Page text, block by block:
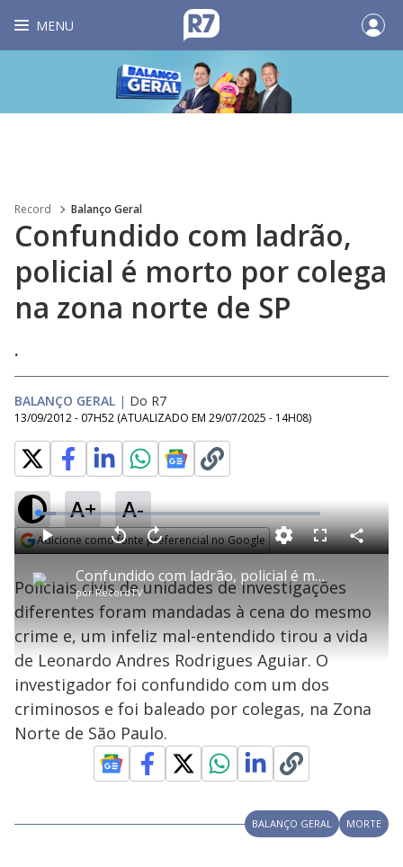
MENU
Record Balanço Geral
Confundido com ladrão,
policial é morto por colega
na zona norte de SP
.
BALANÇO GERAL | Do R7
13/09/2012 - 07H52 (ATUALIZADO EM 29/07/2025 - 14H08)
A+ A-
Adicione como fonte preferencial no Google
P
l
a
y
V
Confundido com ladrão, policial é morto por colega na zona norte de SP
porRecordTV
P V
t
a
r
0
e
g
n
d
o
s
A
n
a
1
s
e
u
n
o
s
L
o
a
d
e
.
4
8
%
F
l
s
c
e
n
C
o
i
h
a
Policiais civis de unidades de investigações
diferentes foram mandadas à cena do mesmo
crime e, um infeliz mal-entendido tirou a vida
de Leonardo Andres Rodrigues Aguiar. O
investigador foi confundido com um dos
criminosos e foi baleado por colegas, na Zona
Norte de São Paulo.
BALANÇO GERAL MORTE